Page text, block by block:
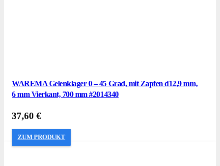
WAREMA Gelenklager 0 – 45 Grad, mit Zapfen d12,9 mm,
6 mm Vierkant, 700 mm #2014340
37,60 €
ZUM PRODUKT